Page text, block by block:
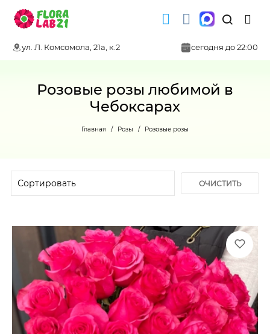
ул. Л. Комсомола, 21а, к.2 сегодня до 22:00
Розовые розы любимой в
Чебоксарах
Главная Розы Розовые розы
ОЧИСТИТЬ